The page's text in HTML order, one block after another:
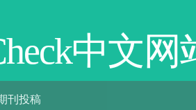
中文网
刊投稿